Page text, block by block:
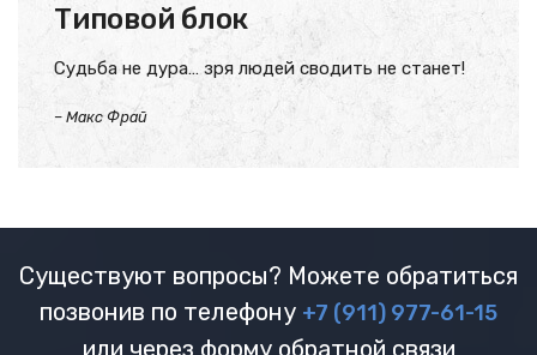
Типовой блок
Судьба не дура… зря людей сводить не станет!
– Макс Фрай
Существуют вопросы? Можете обратиться
позвонив по телефону +7 (911) 977-61-15
или через форму обратной связи